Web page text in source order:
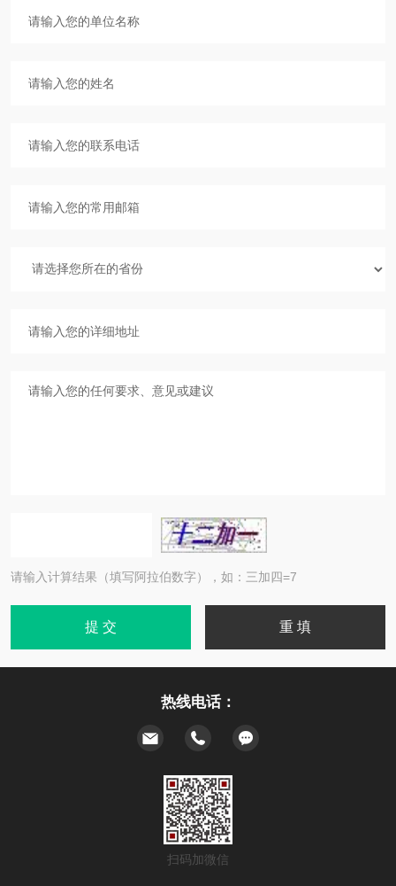
请输入计算结果（填写阿拉伯数字），如：三加四=7
热线电话：
扫码加微信